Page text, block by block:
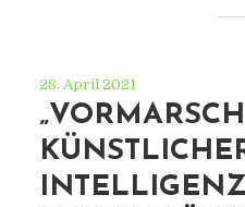
28. April 2021
„VORMARSCH